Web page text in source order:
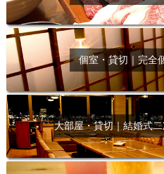
個室・貸切｜完全
大部屋・貸切｜結婚式